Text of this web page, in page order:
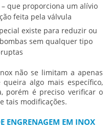
que proporciona um alívio
feita pela válvula
existe para reduzir ou
sem qualquer tipo
não se limitam a apenas
algo mais específico,
porém é preciso verificar o
tais modificações.
ENGRENAGEM EM INOX